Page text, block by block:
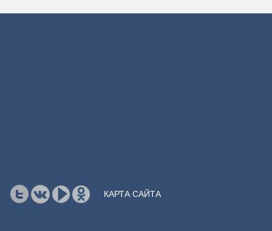
КАРТА САЙТА